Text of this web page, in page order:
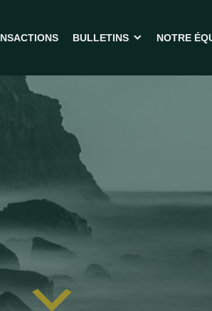
(MBO)
BULLETINS
NOTRE